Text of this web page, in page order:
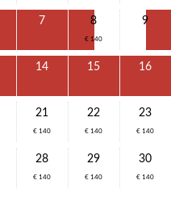
7 8
€ 140
9
14 15 16
21
€ 140
22
€ 140
23
€ 140
28
€ 140
29
€ 140
30
€ 140